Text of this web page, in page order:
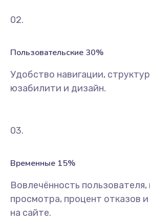
02.
Пользовательские 30%
Удобство навигации,
юзабилити и дизайн.
03.
Временные 15%
Вовлечённость пользователя,
просмотра, процент отказов
на сайте.